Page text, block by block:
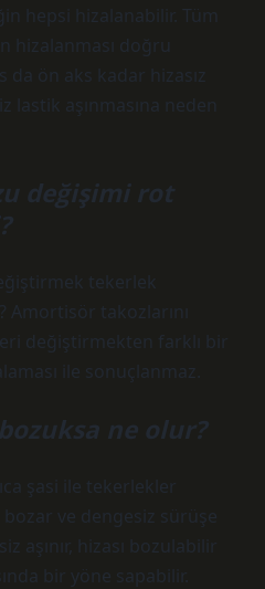
hepsi hizalanabilir. Tüm
hizalanması doğru
da ön aks kadar hizasız
lastik aşınmasına neden
değişimi rot
tekerlek
takozlarını
değiştirmekten farklı bir
ile sonuçlanmaz.
ne olur?
şasi ile tekerlekler
bozar ve dengesiz sürüşe
aşınır, hizası bozulabilir
bir yöne sapabilir.